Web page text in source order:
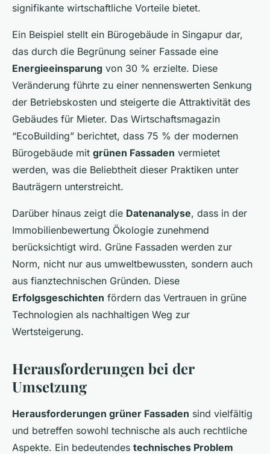
signifikante wirtschaftliche Vorteile bietet.
Ein Beispiel stellt ein Bürogebäude in Singapur dar,
das durch die Begrünung seiner Fassade eine
Energieeinsparung von 30 % erzielte. Diese
Veränderung führte zu einer nennenswerten Senkung
der Betriebskosten und steigerte die Attraktivität des
Gebäudes für Mieter. Das Wirtschaftsmagazin
“EcoBuilding” berichtet, dass 75 % der modernen
Bürogebäude mit grünen Fassaden vermietet
werden, was die Beliebtheit dieser Praktiken unter
Bauträgern unterstreicht.
Darüber hinaus zeigt die Datenanalyse, dass in der
Immobilienbewertung Ökologie zunehmend
berücksichtigt wird. Grüne Fassaden werden zur
Norm, nicht nur aus umweltbewussten, sondern auch
aus fianztechnischen Gründen. Diese
Erfolgsgeschichten fördern das Vertrauen in grüne
Technologien als nachhaltigen Weg zur
Wertsteigerung.
Herausforderungen bei der
Umsetzung
Herausforderungen grüner Fassaden sind vielfältig
und betreffen sowohl technische als auch rechtliche
Aspekte. Ein bedeutendes technisches Problem